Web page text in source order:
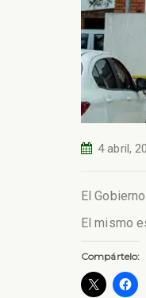
4 abril,
El
El mismo
Compártelo: